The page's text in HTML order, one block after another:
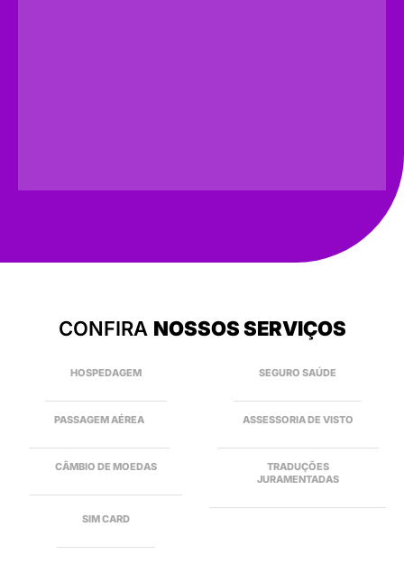
CONFIRA NOSSOS SERVIÇOS
HOSPEDAGEM SEGURO SAÚDE
PASSAGEM AÉREA ASSESSORIA DE VISTO
CÂMBIO DE MOEDAS
SIM CARD
TRADUÇÕES
JURAMENTADAS